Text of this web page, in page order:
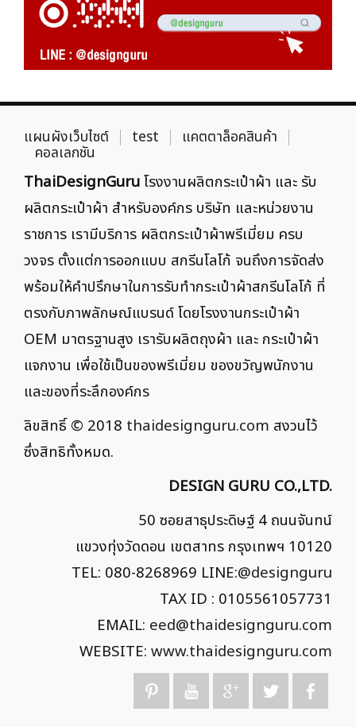
แผนผังเว็บไซต์ test แคตตาล็อคสินค้า
คอลเลกชัน
ThaiDesignGuruโรงงานผลิตกระเป๋าผ้า และ รับ
ผลิตกระเป๋าผ้า สำหรับองค์กร บริษัท และหน่วยงาน
ราชการ เรามีบริการ ผลิตกระเป๋าผ้าพรีเมี่ยม ครบ
วงจร ตั้งแต่การออกแบบ สกรีนโลโก้ จนถึงการจัดส่ง
พร้อมให้คำปรึกษาในการรับทำกระเป๋าผ้าสกรีนโลโก้ ที่
ตรงกับภาพลักษณ์แบรนด์ โดยโรงงานกระเป๋าผ้า
OEM มาตรฐานสูง เรารับผลิตถุงผ้า และ กระเป๋าผ้า
แจกงาน เพื่อใช้เป็นของพรีเมี่ยม ของขวัญพนักงาน
และของที่ระลึกองค์กร
ลิขสิทธิ์ © 2018 thaidesignguru.com สงวนไว้
ซึ่งสิทธิทั้งหมด.
DESIGN GURU CO.,LTD.
50 ซอยสาธุประดิษฐ์ 4 ถนนจันทน์
แขวงทุ่งวัดดอน เขตสาทร กรุงเทพฯ 10120
TEL: 080-8268969 LINE:@designguru
TAX ID : 0105561057731
EMAIL: eed@thaidesignguru.com
WEBSITE: www.thaidesignguru.com